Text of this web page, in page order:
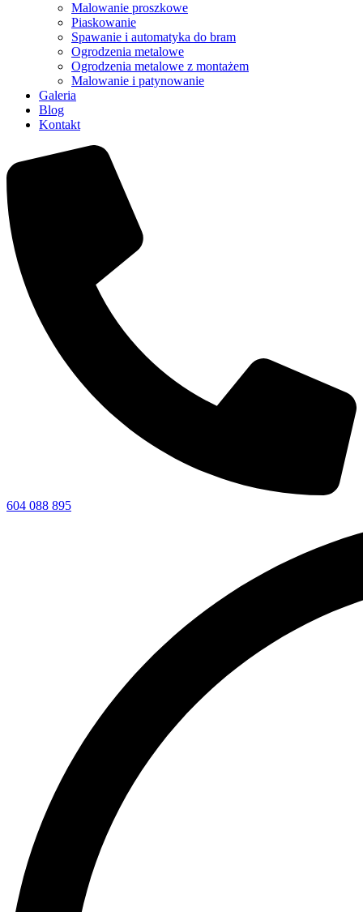
Malowanie proszkowe
Piaskowanie
Spawanie i automatyka do bram
Ogrodzenia metalowe
Ogrodzenia metalowe z montażem
Malowanie i patynowanie
Galeria
Blog
Kontakt
604 088 895